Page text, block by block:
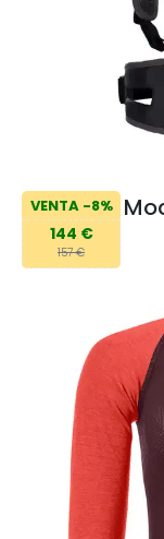
VENTA -8%
144 €
157 €